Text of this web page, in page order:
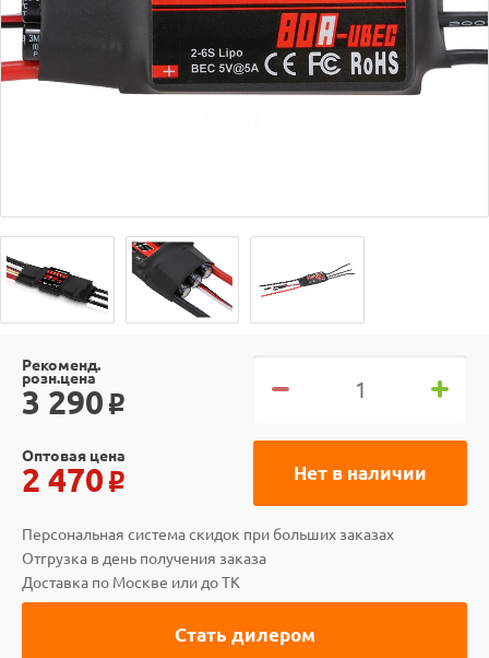
Рекоменд.
розн.цена
3 290 o
Нет в наличии
Оптовая цена
2 470 o
Персональная система скидок при больших заказах
Отгрузка в день получения заказа
Доставка по Москве или до ТК
Стать дилером